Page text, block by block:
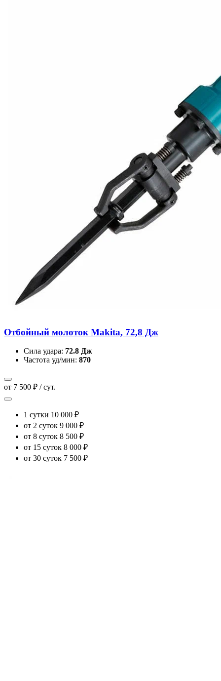
Отбойный молоток Makita, 72,8 Дж
Сила удара: 72.8 Дж
Частота уд/мин: 870
от 7 500 ₽ / сут.
1 сутки 10 000 ₽
от 2 суток 9 000 ₽
от 8 суток 8 500 ₽
от 15 суток 8 000 ₽
от 30 суток 7 500 ₽